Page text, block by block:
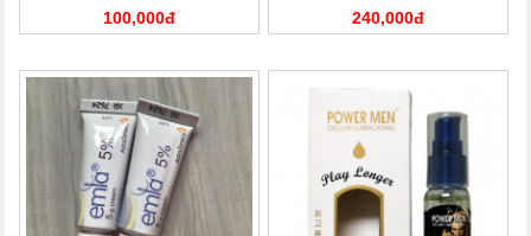
100,000đ 240,000đ